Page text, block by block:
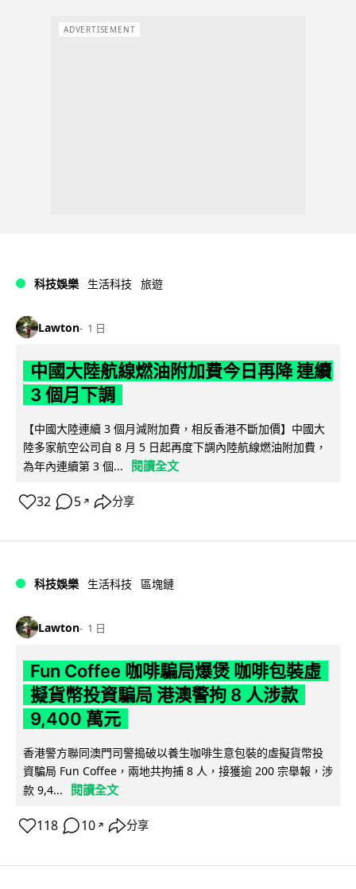
ADVERTISEMENT
科技娛樂 生活科技 旅遊
Lawton 1 日
中國大陸航線燃油附加費今日再降 連續
3 個月下調
【中國大陸連續 3 個月減附加費，相反香港不斷加價】中國大
陸多家航空公司自 8 月 5 日起再度下調內陸航線燃油附加費，
為年內連續第 3 個...
閱讀全文
32 5 ↗ 分享
科技娛樂 生活科技 區塊鏈
Lawton 1 日
Fun Coffee 咖啡騙局爆煲 咖啡包裝虛
擬貨幣投資騙局 港澳警拘 8 人涉款
9,400 萬元
香港警方聯同澳門司警搗破以養生咖啡生意包裝的虛擬貨幣投
資騙局 Fun Coffee，兩地共拘捕 8 人，接獲逾 200 宗舉報，涉
款 9,4...
閱讀全文
118 10 ↗ 分享